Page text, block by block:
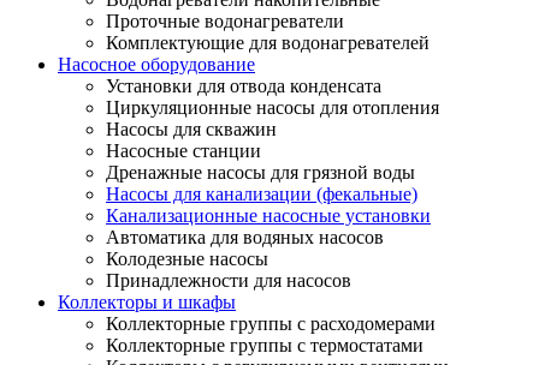
Проточные водонагреватели
Комплектующие для водонагревателей
Насосное оборудование
Установки для отвода конденсата
Циркуляционные насосы для отопления
Насосы для скважин
Насосные станции
Дренажные насосы для грязной воды
Насосы для канализации (фекальные)
Канализационные насосные установки
Автоматика для водяных насосов
Колодезные насосы
Принадлежности для насосов
Коллекторы и шкафы
Коллекторные группы с расходомерами
Коллекторные группы с термостатами